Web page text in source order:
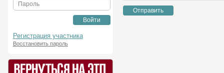
Пароль
Войти
Регистрация участника
Восстановить пароль
Отправить